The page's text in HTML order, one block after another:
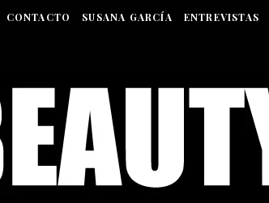
CONTACTO SUSANA GARCÍA ENTREVISTAS